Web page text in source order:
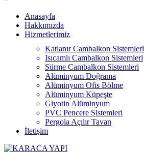
Anasayfa
Hakkımızda
Hizmetlerimiz
Katlanır Cambalkon Sistemleri
Isıcamlı Cambalkon Sistemleri
Sürme Cambalkon Sistemleri
Alüminyum Doğrama
Alüminyum Ofis Bölme
Alüminyum Küpeşte
Giyotin Alüminyum
PVC Pencere Sistemleri
Pergola Açılır Tavan
İletişim